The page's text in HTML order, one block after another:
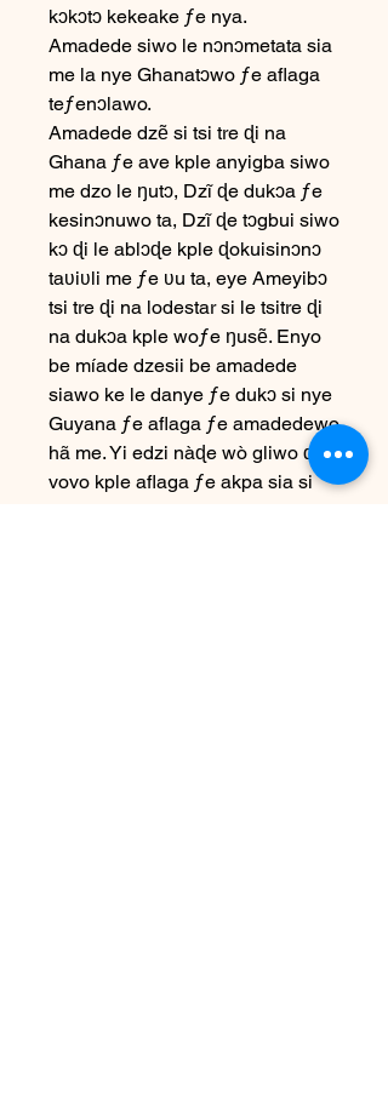
kɔkɔtɔ kekeake ƒe nya.
Amadede siwo le nɔnɔmetata sia
me la nye Ghanatɔwo ƒe aflaga
teƒenɔlawo.
Amadede dzẽ si tsi tre ɖi na
Ghana ƒe ave kple anyigba siwo
me dzo le ŋutɔ, Dzĩ ɖe dukɔa ƒe
kesinɔnuwo ta, Dzĩ ɖe tɔgbui siwo
kɔ ɖi le ablɔɖe kple ɖokuisinɔnɔ
taʋiʋli me ƒe ʋu ta, eye Ameyibɔ
tsi tre ɖi na lodestar si le tsitre ɖi
na dukɔa kple woƒe ŋusẽ. Enyo
be míade dzesii be amadede
siawo ke le danye ƒe dukɔ si nye
Guyana ƒe aflaga ƒe amadedewo
hã me. Yi edzi nàɖe wò gliwo ɖe
vovo kple aflaga ƒe akpa sia si